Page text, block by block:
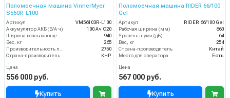
Поломоечная машина VinnerMyer
S560R-L100
Артикул
VM56103R-L100
Аккумулятор АКБ (В/А·ч)
100 Ач С20
940
Вес, кг
265
2750
Страна-производитель
КНР
Цена
556 000 руб.
Купить
Поломоечная машина RIDER 66/100
Gel
Артикул
RIDER 66/100 Gel
Рабочая ширина (мм)
660
Уровень шума (дБ)
64
Вес, кг
254
Страна-производитель
Китай
Место для оператора
Есть
Цена
567 000 руб.
Купить